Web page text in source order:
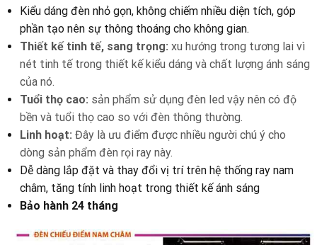
Kiểu dáng đèn nhỏ gọn, không chiếm nhiều diện tích, góp
phần tạo nên sự thông thoáng cho không gian.
Thiết kế tinh tế, sang trọng: xu hướng trong tương lai vì
nét tinh tế trong thiết kế kiểu dáng và chất lượng ánh sáng
của nó.
Tuổi thọ cao: sản phẩm sử dụng đèn led vậy nên có độ
bền và tuổi thọ cao so với đèn thông thường.
Linh hoạt: Đây là ưu điểm được nhiều người chú ý cho
dòng sản phẩm đèn rọi ray này.
Dễ dàng lắp đặt và thay đổi vị trí trên hệ thống ray nam
châm, tăng tính linh hoạt trong thiết kế ánh sáng
Bảo hành 24 tháng